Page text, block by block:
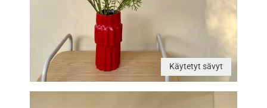
Käytetyt sävyt